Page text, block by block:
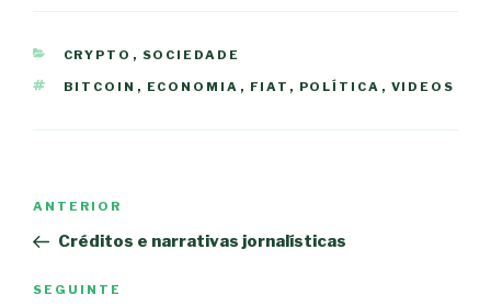
CATEGORIAS
CRYPTO , SOCIEDADE
ETIQUETAS
BITCOIN , ECONOMIA , FIAT , POLÍTICA , VIDEOS
artigos
Conteúdo
anterior
ANTERIOR
Créditos e narrativas jornalísticas
Conteúdo
SEGUINTE